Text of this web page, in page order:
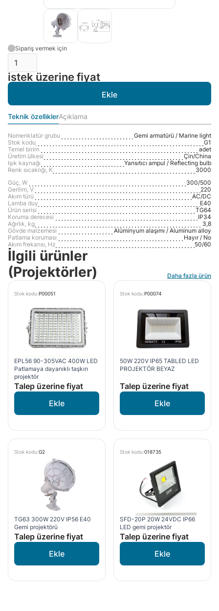
Sipariş vermek için
istek üzerine fiyat
Teknik özelli̇klerAçıklama
Nomenklatür grubu
Gemi armatürü / Marine light
Stok kodu
G1
Temel birim
adet
Üretim ülkesi
Çin/Сhina
Işık kaynağı
Yansıtıcı ampul / Reflecting bulb
Renk sıcaklığı, K
3000
Güç, W
300/500
Gerilim, V
220
Akım türü
AC/DC
Lamba duy
E40
Ürün serisi
TG64
Koruma derecesi
IP34
Ağırlık, kg
3,8
Gövde malzemesi
Alüminyum alaşımı / Aluminum alloy
Patlama koruması
Hayır / No
Akım frekansı, Hz
50/60
İlgili ürünler
(Projektörler)
Daha fazla ürün
Stok kodu:P00051
EPL56 90-305VAC 400W LED
Patlamaya dayanıklı taşkın
projektör
Talep üzerine fiyat
Stok kodu:P00074
50W 220V IP65 TABLED LED
PROJEKTÖR BEYAZ
Talep üzerine fiyat
Stok kodu:G2
TG63 300W 220V IP56 E40
Gemi projektörü
Talep üzerine fiyat
Stok kodu:018735
SFD-20P 20W 24VDC IP66
LED gemi projektör
Talep üzerine fiyat